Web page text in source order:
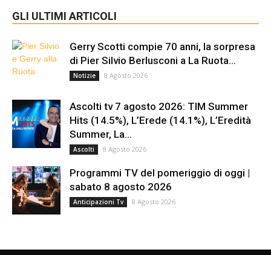
GLI ULTIMI ARTICOLI
Gerry Scotti compie 70 anni, la sorpresa
di Pier Silvio Berlusconi a La Ruota...
Notizie 8 Agosto 2026
Ascolti tv 7 agosto 2026: TIM Summer
Hits (14.5%), L’Erede (14.1%), L’Eredità
Summer, La...
Ascolti 8 Agosto 2026
Programmi TV del pomeriggio di oggi |
sabato 8 agosto 2026
Anticipazioni Tv 8 Agosto 2026